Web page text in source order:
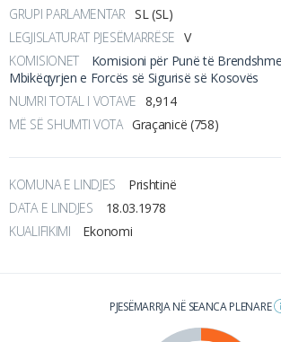
GRUPI PARLAMENTAR SL (SL)
LEGJISLATURAT PJESËMARRËSE V
KOMISIONET
Komisioni për Punë të
Mbikëqyrjen e Forcës së Sigurisë së Kosovës
NUMRI TOTAL I VOTAVE 8,914
MË SË SHUMTI VOTA Graçanicë (758)
KOMUNA E LINDJES
Prishtinë
DATA E LINDJES
18.03.1978
KUALIFIKIMI
Ekonomi
PJESËMARRJA NË SEANCA PLENARE